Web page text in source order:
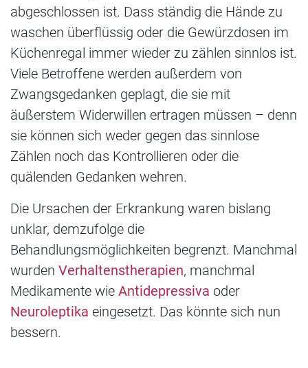
abgeschlossen ist. Dass ständig die Hände zu
waschen überflüssig oder die Gewürzdosen im
Küchenregal immer wieder zu zählen sinnlos ist.
Viele Betroffene werden außerdem von
Zwangsgedanken geplagt, die sie mit
äußerstem Widerwillen ertragen müssen – denn
sie können sich weder gegen das sinnlose
Zählen noch das Kontrollieren oder die
quälenden Gedanken wehren.
Die Ursachen der Erkrankung waren bislang
unklar, demzufolge die
Behandlungsmöglichkeiten begrenzt. Manchmal
wurden Verhaltenstherapien, manchmal
Medikamente wie Antidepressiva oder
Neuroleptika eingesetzt. Das könnte sich nun
bessern.